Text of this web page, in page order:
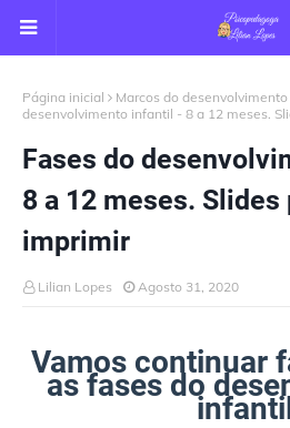
Página inicial Marcos do
desenvolvimento infantil - 8 a 12 meses.
Fases do
8 a 12 meses. Slides
imprimir
Lilian Lopes Agosto 31, 2020
Vamos continuar
as fases do